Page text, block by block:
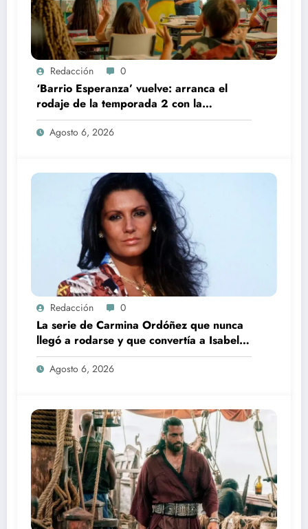
Redacción 0
‘Barrio Esperanza’ vuelve: arranca el
rodaje de la temporada 2 con la
incorporación de María Castro
Agosto 6, 2026
Redacción 0
La serie de Carmina Ordóñez que nunca
llegó a rodarse y que convertía a Isabel
Pantoja en la gran antagonista
Agosto 6, 2026